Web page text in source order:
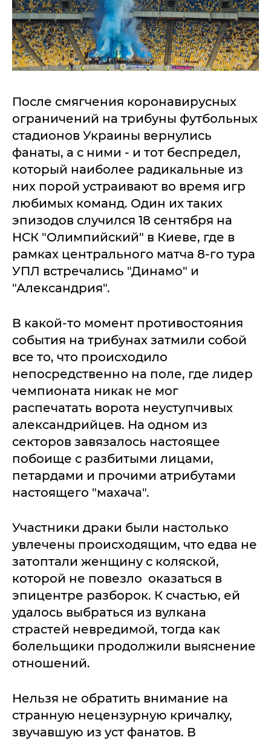
После смягчения коронавирусных
ограничений на трибуны футбольных
стадионов Украины вернулись
фанаты, а с ними - и тот беспредел,
который наиболее радикальные из
них порой устраивают во время игр
любимых команд. Один их таких
эпизодов случился 18 сентября на
НСК "Олимпийский" в Киеве, где в
рамках центрального матча 8-го тура
УПЛ встречались "Динамо" и
"Александрия".
В какой-то момент противостояния
события на трибунах затмили собой
все то, что происходило
непосредственно на поле, где лидер
чемпионата никак не мог
распечатать ворота неуступчивых
александрийцев. На одном из
секторов завязалось настоящее
побоище с разбитыми лицами,
петардами и прочими атрибутами
настоящего "махача".
Участники драки были настолько
увлечены происходящим, что едва не
затоптали женщину с коляской,
которой не повезло оказаться в
эпицентре разборок. К счастью, ей
удалось выбраться из вулкана
страстей невредимой, тогда как
болельщики продолжили выяснение
отношений.
Нельзя не обратить внимание на
странную нецензурную кричалку,
звучавшую из уст фанатов. В